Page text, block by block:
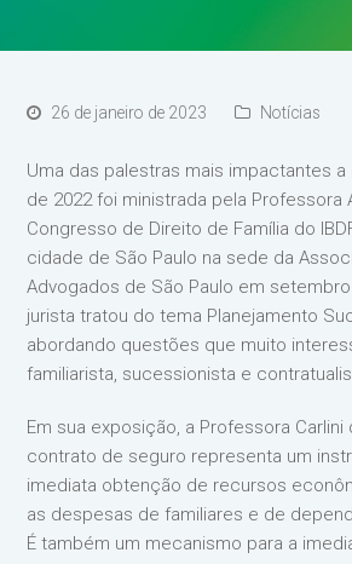
26 de janeiro de 2023 Notícias
Uma das palestras mais impactantes a
de 2022 foi ministrada pela Professora
Congresso de Direito de Família do
cidade de São Paulo na sede da
Advogados de São Paulo em
jurista tratou do tema Planejamento
abordando questões que muito
familiarista, sucessionista e
Em sua exposição, a Professora
contrato de seguro representa um
imediata obtenção de recursos
as despesas de familiares e de
É também um mecanismo para a